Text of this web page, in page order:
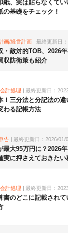
紙、実は貼らなくて
の基礎をチェック！
画/経営計画 | 最終更新日
・敵対的TOB、2026
収防衛策も紹介
計処理 | 最終更新日：
！三分法と分記法の
わる記帳方法
告 | 最終更新日：2026/01/
最大95万円に？2026
実に押さえておきたい
計処理 | 最終更新日：
書のどこに記載され